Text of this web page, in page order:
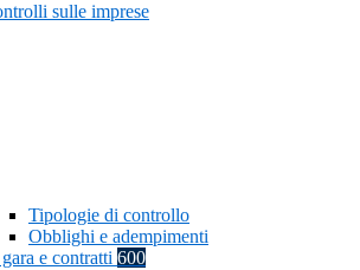
sulle imprese
Tipologie di controllo
Obblighi e adempimenti
e contratti 600